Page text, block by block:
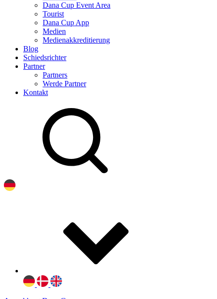
Dana Cup Event Area
Tourist
Dana Cup App
Medien
Medienakkreditierung
Blog
Schiedsrichter
Partner
Partners
Werde Partner
Kontakt